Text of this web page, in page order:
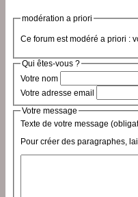
modération a priori
Ce forum est modéré a priori :
Qui êtes-vous ?
Votre nom
Votre adresse email
Votre message
Texte de votre message
Pour créer des paragraphes,